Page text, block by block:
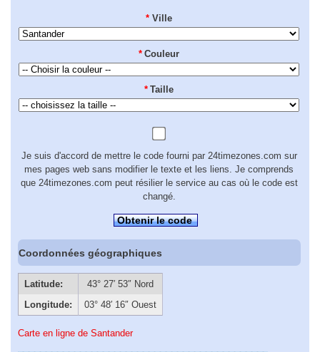
* Ville
* Couleur
* Taille
Je suis d'accord de mettre le code fourni par 24timezones.com sur
mes pages web sans modifier le texte et les liens. Je comprends
que 24timezones.com peut résilier le service au cas où le code est
changé.
Obtenir le code
Coordonnées géographiques
Latitude:
43° 27′ 53″ Nord
Longitude:
03° 48′ 16″ Ouest
Carte en ligne de Santander